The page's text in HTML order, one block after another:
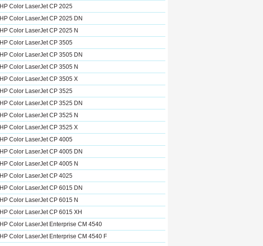
HP Color LaserJet CP 2025
HP Color LaserJet CP 2025 DN
HP Color LaserJet CP 2025 N
HP Color LaserJet CP 3505
HP Color LaserJet CP 3505 DN
HP Color LaserJet CP 3505 N
HP Color LaserJet CP 3505 X
HP Color LaserJet CP 3525
HP Color LaserJet CP 3525 DN
HP Color LaserJet CP 3525 N
HP Color LaserJet CP 3525 X
HP Color LaserJet CP 4005
HP Color LaserJet CP 4005 DN
HP Color LaserJet CP 4005 N
HP Color LaserJet CP 4025
HP Color LaserJet CP 6015 DN
HP Color LaserJet CP 6015 N
HP Color LaserJet CP 6015 XH
HP Color LaserJet Enterprise CM 4540
HP Color LaserJet Enterprise CM 4540 F